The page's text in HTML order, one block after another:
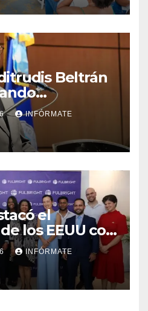
Beltrán
expansión y
institucional
INFÓRMATE
el
los EEUU con
innovación y la
por
INFÓRMATE